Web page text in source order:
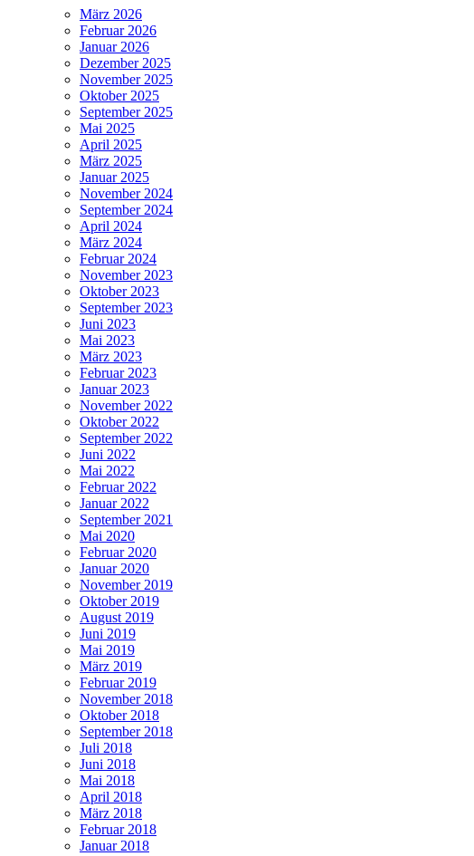
März 2026
Februar 2026
Januar 2026
Dezember 2025
November 2025
Oktober 2025
September 2025
Mai 2025
April 2025
März 2025
Januar 2025
November 2024
September 2024
April 2024
März 2024
Februar 2024
November 2023
Oktober 2023
September 2023
Juni 2023
Mai 2023
März 2023
Februar 2023
Januar 2023
November 2022
Oktober 2022
September 2022
Juni 2022
Mai 2022
Februar 2022
Januar 2022
September 2021
Mai 2020
Februar 2020
Januar 2020
November 2019
Oktober 2019
August 2019
Juni 2019
Mai 2019
März 2019
Februar 2019
November 2018
Oktober 2018
September 2018
Juli 2018
Juni 2018
Mai 2018
April 2018
März 2018
Februar 2018
Januar 2018